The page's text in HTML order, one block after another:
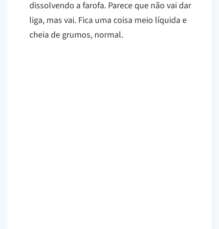
dissolvendo a farofa. Parece que não vai dar
liga, mas vai. Fica uma coisa meio líquida e
cheia de grumos, normal.